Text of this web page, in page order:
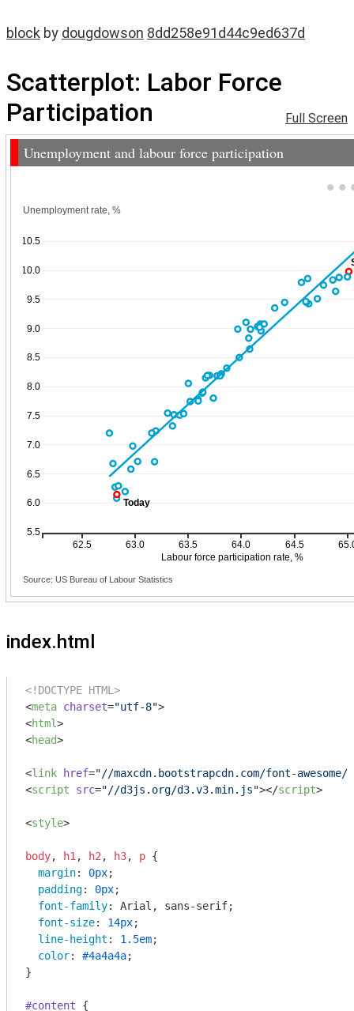
block by dougdowson 8dd258e91d44c9ed637d
Scatterplot: Labor Force
Participation
Full Screen
index.html
<!DOCTYPE HTML>
<meta charset="utf-8">
<html>
<head>
<link href="//maxcdn.bootstrapcdn.com/font-
<script src="//d3js.org/d3.v3.min.js"></script>
<style>
body, h1 , h2 , h3, p {
margin: 0px;
padding: 0px;
font-family: Arial, sans-serif;
font-size: 14px;
line-height : 1.5em;
color: #4a4a4a;
}
#content {